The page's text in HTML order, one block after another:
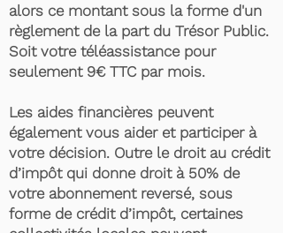
alors ce montant sous la forme d'un
règlement de la part du Trésor Public.
Soit votre téléassistance pour
seulement 9€ TTC par mois.
Les aides financières peuvent
également vous aider et participer à
votre décision. Outre le droit au crédit
d’impôt qui donne droit à 50% de
votre abonnement reversé, sous
forme de crédit d’impôt, certaines